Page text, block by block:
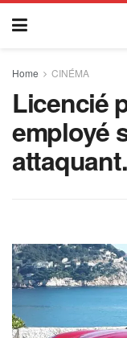
Home CINÉMA
Licencié
employé